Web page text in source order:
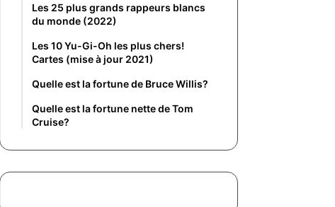
Les 25 plus grands rappeurs blancs
du monde (2022)
Les 10 Yu-Gi-Oh les plus chers!
Cartes (mise à jour 2021)
Quelle est la fortune de Bruce Willis?
Quelle est la fortune nette de Tom
Cruise?